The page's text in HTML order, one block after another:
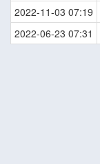
2022-11-03 07:19
2022-06-23 07:31